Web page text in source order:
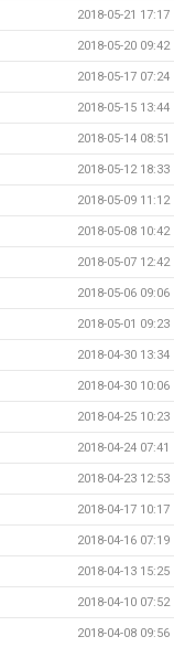
2018-05-21 17:17
2018-05-20 09:42
2018-05-17 07:24
2018-05-15 13:44
2018-05-14 08:51
2018-05-12 18:33
2018-05-09 11:12
2018-05-08 10:42
2018-05-07 12:42
2018-05-06 09:06
2018-05-01 09:23
2018-04-30 13:34
2018-04-30 10:06
2018-04-25 10:23
2018-04-24 07:41
2018-04-23 12:53
2018-04-17 10:17
2018-04-16 07:19
2018-04-13 15:25
2018-04-10 07:52
2018-04-08 09:56